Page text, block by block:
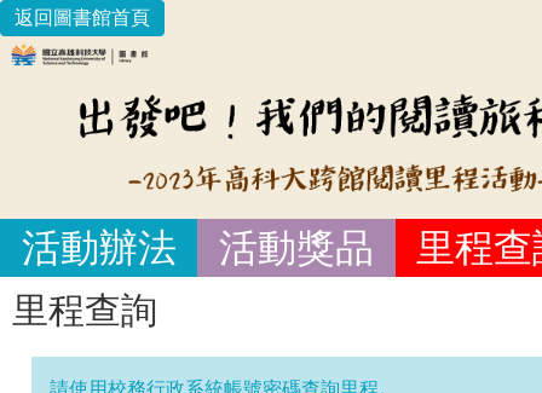
返回圖書館首頁
活動辦法 活動獎品 里程查
里程查詢
請使用校務行政系統帳號密碼查詢里程。